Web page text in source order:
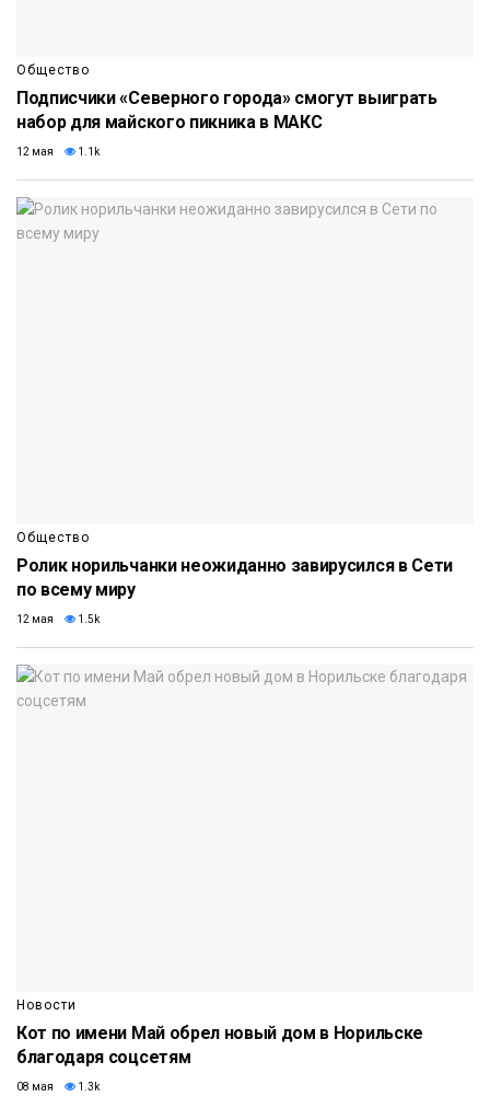
Общество
Подписчики «Северного города» смогут выиграть
набор для майского пикника в МАКС
12 мая 1.1k
Общество
Ролик норильчанки неожиданно завирусился в Сети
по всему миру
12 мая 1.5k
Новости
Кот по имени Май обрел новый дом в Норильске
благодаря соцсетям
08 мая 1.3k